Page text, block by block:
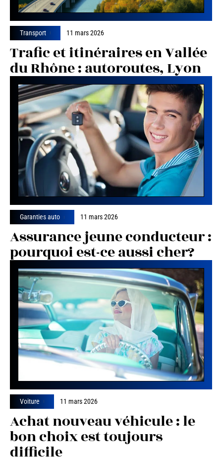
Transport 11 mars 2026
Trafic et itinéraires en Vallée
du Rhône : autoroutes, Lyon
Garanties auto 11 mars 2026
Assurance jeune conducteur :
pourquoi est-ce aussi cher?
Voiture 11 mars 2026
Achat nouveau véhicule : le
bon choix est toujours
difficile